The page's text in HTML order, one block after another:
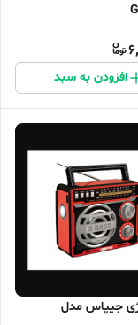
افزودن به سبد
جیپاس مدل